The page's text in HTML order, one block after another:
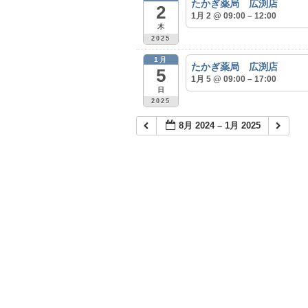
2
木
2025
たかぎ薬局 広渕店
1月 2 @ 09:00 – 12:00
1月
5
日
2025
たかぎ薬局 広渕店
1月 5 @ 09:00 – 17:00
8月 2024 – 1月 2025